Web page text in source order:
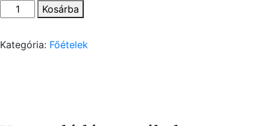
Óriás
rántott
–
Kosárba
Kategória: Főételek